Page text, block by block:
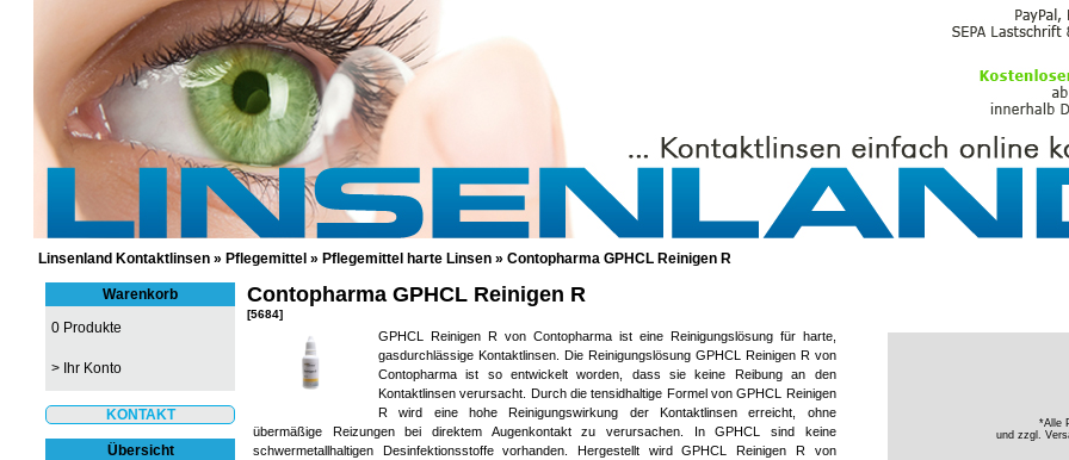
GÜNSTIGE KONTAKTLINSEN UND PFLEGEMITTEL
Linsenland Kontaktlinsen » Pflegemittel » Pflegemittel harte Linsen » Contopharma GPHCL Reinigen R
Warenkorb
0 Produkte
> Ihr Konto
KONTAKT
Übersicht
Contopharma GPHCL Reinigen R
[5684]
GPHCL Reinigen R von Contopharma ist eine Reinigungslösung für harte,
gasdurchlässige Kontaktlinsen. Die Reinigungslösung GPHCL Reinigen R von
Contopharma ist so entwickelt worden, dass sie keine Reibung an den
Kontaktlinsen verursacht. Durch die tensidhaltige Formel von GPHCL Reinigen
R wird eine hohe Reinigungswirkung der Kontaktlinsen erreicht, ohne
übermäßige Reizungen bei direktem Augenkontakt zu verursachen. In GPHCL sind keine
schwermetallhaltigen Desinfektionsstoffe vorhanden. Hergestellt wird GPHCL Reinigen R von
*Alle
und zzgl.